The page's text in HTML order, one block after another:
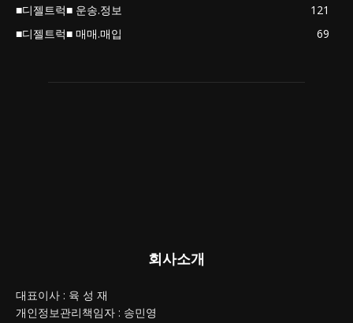
■디젤트럭■ 운송.정보
121
■디젤트럭■ 매매.매입
69
회사소개
대표이사 : 육 성 재
개인정보관리책임자 : 송민영